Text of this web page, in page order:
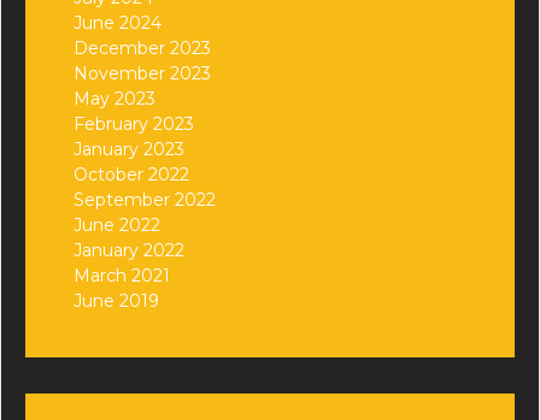
June 2024
December 2023
November 2023
May 2023
February 2023
January 2023
October 2022
September 2022
June 2022
January 2022
March 2021
June 2019